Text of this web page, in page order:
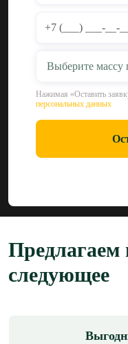
Выберите массу
Нажимая «Оставить
персональных данных
следующее